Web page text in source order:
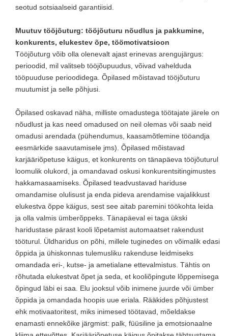
seotud sotsiaalseid garantiisid.
Muutuv tööjõuturg: tööjõuturu nõudlus ja pakkumine,
konkurents, elukestev õpe, töömotivatsioon
Tööjõuturg võib olla olenevalt ajast erinevas arengujärgus:
perioodid, mil valitseb tööjõupuudus, võivad vahelduda
tööpuuduse perioodidega. Õpilased mõistavad tööjõuturu
muutumist ja selle põhjusi.
Õpilased oskavad näha, milliste omadustega töötajate järele on
nõudlust ja kas need omadused on neil olemas või saab neid
omadusi arendada (pühendumus, kaasamõtlemine tööandja
eesmärkide saavutamisele jms). Õpilased mõistavad
karjääriõpetuse käigus, et konkurents on tänapäeva tööjõuturul
loomulik olukord, ja omandavad oskusi konkurentsitingimustes
hakkamasaamiseks. Õpilased teadvustavad hariduse
omandamise olulisust ja enda pideva arendamise vajalikkust
elukestva õppe käigus, sest see aitab paremini töökohta leida
ja olla valmis ümberõppeks. Tänapäeval ei taga ükski
haridustase pärast kooli lõpetamist automaatset rakendust
tööturul. Üldharidus on põhi, millele tuginedes on võimalik edasi
õppida ja ühiskonnas tulemusliku rakenduse leidmiseks
omandada eri-, kutse- ja ametialane ettevalmistus. Tähtis on
rõhutada elukestvat õpet ja seda, et kooliõpingute lõppemisega
õpingud läbi ei saa. Elu jooksul võib inimene juurde või ümber
õppida ja omandada hoopis uue eriala. Rääkides põhjustest
ehk motivaatoritest, miks inimesed töötavad, mõeldakse
enamasti ennekõike järgmist: palk, füüsiline ja emotsionaalne